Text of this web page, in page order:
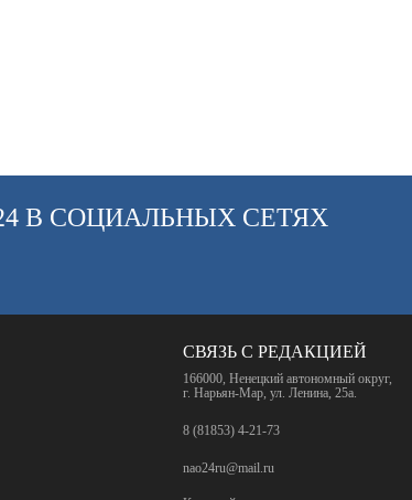
В СОЦИАЛЬНЫХ СЕТЯХ
СВЯЗЬ С РЕДАКЦИЕЙ
166000, Ненецкий автономный округ,
г. Нарьян-Мар, ул. Ленина, 25а.
8 (81853) 4-21-73
nao24ru@mail.ru